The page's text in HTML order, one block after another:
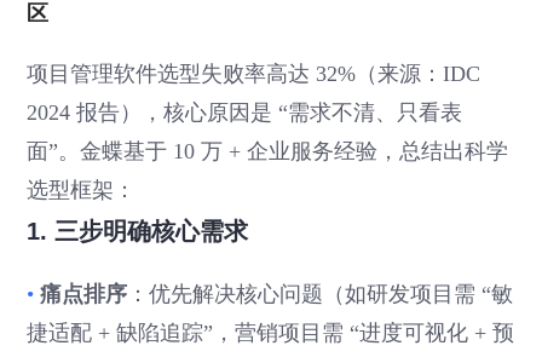
区
项目管理软件选型失败率高达 32%（来源：IDC
2024 报告），核心原因是 “需求不清、只看表
面”。金蝶基于 10 万 + 企业服务经验，总结出科学
选型框架：
1. 三步明确核心需求
•痛点排序 ：优先解决核心问题（如研发项目需 “敏
捷适配 + 缺陷追踪”，营销项目需 “进度可视化 + 预